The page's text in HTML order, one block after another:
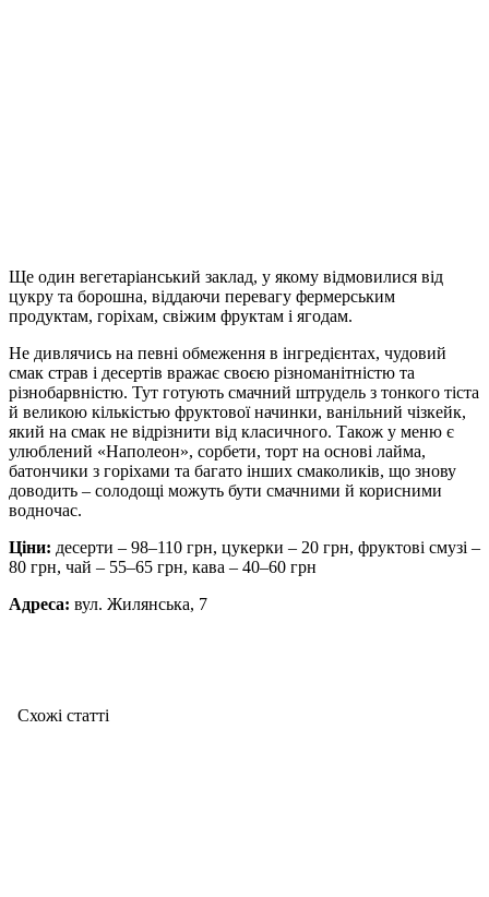
Ще один вегетаріанський заклад, у якому відмовилися від
цукру та борошна, віддаючи перевагу фермерським
продуктам, горіхам, свіжим фруктам і ягодам.
Не дивлячись на певні обмеження в інгредієнтах, чудовий
смак страв і десертів вражає своєю різноманітністю та
різнобарвністю. Тут готують смачний штрудель з тонкого тіста
й великою кількістью фруктової начинки, ванільний чізкейк,
який на смак не відрізнити від класичного. Також у меню є
улюблений «Наполеон», сорбети, торт на основі лайма,
батончики з горіхами та багато інших смаколиків, що знову
доводить – солодощі можуть бути смачними й корисними
водночас.
Ціни: десерти – 98–110 грн, цукерки – 20 грн, фруктові смузі –
80 грн, чай – 55–65 грн, кава – 40–60 грн
Адреса: вул. Жилянська, 7
Схожі статтi